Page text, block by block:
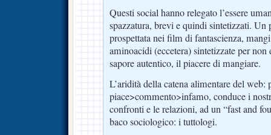
Questi social hanno relegato l’essere
spazzatura, brevi e quindi sintetizzati. Un
prospettata nei film di fantascienza,
aminoacidi (eccetera) sintetizzate per
sapore autentico, il piacere di mangiare.
L’aridità della catena alimentare del
piace>commento>infamo, conduce i
confronti e le relazioni, ad un “fast and
baco sociologico: i tuttologi.